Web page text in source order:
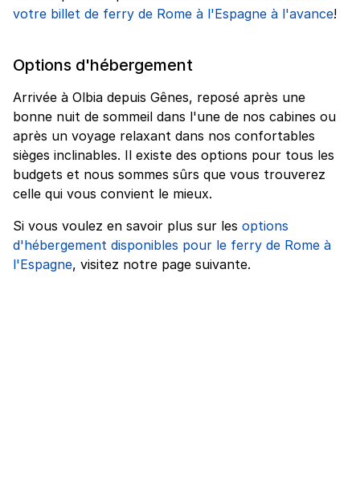
votre billet de ferry de Rome à l'Espagne à l'avance!
Options d'hébergement
Arrivée à Olbia depuis Gênes, reposé après une
bonne nuit de sommeil dans l'une de nos cabines ou
après un voyage relaxant dans nos confortables
sièges inclinables. Il existe des options pour tous les
budgets et nous sommes sûrs que vous trouverez
celle qui vous convient le mieux.
Si vous voulez en savoir plus sur les options
d'hébergement disponibles pour le ferry de Rome à
l'Espagne, visitez notre page suivante.